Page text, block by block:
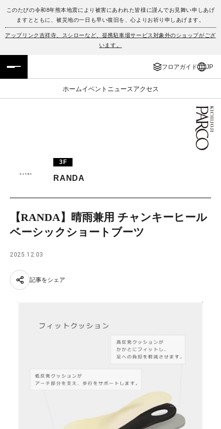
このたびの令和8年熊本地震により被害にあわれた皆様に謹んでお見舞い申しあげ
ますとともに、被災地の一日も早い復旧を、心よりお祈り申しあげます。
アップリンク吉祥寺、スシローなど、提携駐車場サービス対象外のショップがござ
います。
フロアガイド JP
ホームイベント ニュース アクセス
フロアガイド
イベント・ポップアップ
ニュース
PARCOメンバーズ
ENGLISH
簡体字
한국어
3F
RANDA
【RANDA】晴雨兼用 チャンキーヒール
ベーシックショートブーツ
2025.12.03
記事をシェア